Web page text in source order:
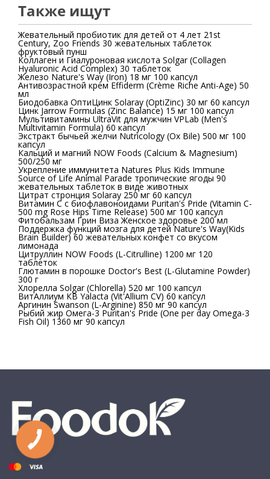
Также ищут
Жевательный пробиотик для детей от 4 лет 21st
Century, Zoo Friends 30 жевательных таблеток
фруктовый пунш
Коллаген и Гиалуроновая кислота Solgar (Collagen
Hyaluronic Acid Complex) 30 таблеток
Железо Nature's Way (Iron) 18 мг 100 капсул
Антивозрастной крем Effiderm (Crème Riche Anti-Age) 50
мл
Биодобавка ОптиЦинк Solaray (OptiZinc) 30 мг 60 капсул
Цинк Jarrow Formulas (Zinc Balance) 15 мг 100 капсул
Мультивитамины UltraVit для мужчин VPLab (Men's
Multivitamin Formula) 60 капсул
Экстракт бычьей желчи Nutricology (Ox Bile) 500 мг 100
капсул
Кальций и магний NOW Foods (Calcium & Magnesium)
500/250 мг
Укрепление иммунитета Natures Plus Kids Immune
Source of Life Animal Parade тропические ягоды 90
жевательных таблеток в виде животных
Цитрат стронция Solaray 250 мг 60 капсул
Витамин C с биофлавоноидами Puritan's Pride (Vitamin C-
500 mg Rose Hips Time Release) 500 мг 100 капсул
Фитобальзам Грин Виза Женское здоровье 200 мл
Поддержка функций мозга для детей Nature's Way(Kids
Brain Builder) 60 жевательных конфет со вкусом
лимонада
Цитруллин NOW Foods (L-Citrulline) 1200 мг 120
таблеток
Глютамин в порошке Doctor's Best (L-Glutamine Powder)
300 г
Хлорелла Solgar (Chlorella) 520 мг 100 капсул
ВитАллиум КВ Yalacta (Vit'Allium CV) 60 капсул
Аргинин Swanson (L-Arginine) 850 мг 90 капсул
Рыбий жир Омега-3 Puritan's Pride (One per day Omega-3
Fish Oil) 1360 мг 90 капсул